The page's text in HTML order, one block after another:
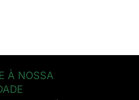
À NOSSA